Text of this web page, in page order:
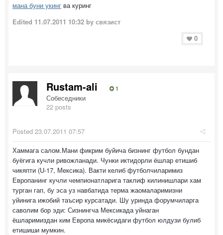
мана буни укинг ва куринг
Edited 11.07.2011 10:32 by связист
0
Rustam-ali 1
Собеседники
22 posts
Posted 23.07.2011 07:57
Хаммага салом.Мани фикрим буйича бизнинг футбол бундан
буёгига кучли ривожланади. Чунки иктидорли ёшлар етишиб
чикяпти (U-17, Мексика). Вакти келиб футболчиларимиз
Европанинг кучли чемпионатларига таклиф килинишлари хам
турган гап, бу эса уз навбатида терма жаомаларимизни
уйинига ижобий таъсир курсатади. Шу уринда форумчиларга
саволим бор эди: Сизнингча Мексикада уйнаган
ёшларимиздан ким Европа микёсидаги футбол юлдузи булиб
етишиши мумкин.